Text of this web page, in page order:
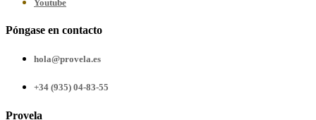
Youtube
Póngase en contacto
hola@provela.es
+34 (935) 04-83-55
Provela